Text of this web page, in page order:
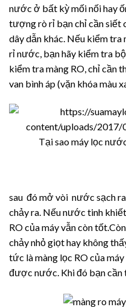
nước ở bất kỳ mối nối hay
tượng rò rỉ bạn chỉ cần siết
dây dẫn khác. Nếu kiểm
rỉ nước, bạn hãy kiểm tra
kiểm tra màng RO, chỉ cần
van bình áp (vặn khóa màu
Tại sao máy lọc
sau đó mở vòi nước sạch
chảy ra. Nếu nước tinh
RO của máy vẫn còn
chảy nhỏ giọt hay không
tức là màng lọc RO của
được nước. Khi đó bạn cần